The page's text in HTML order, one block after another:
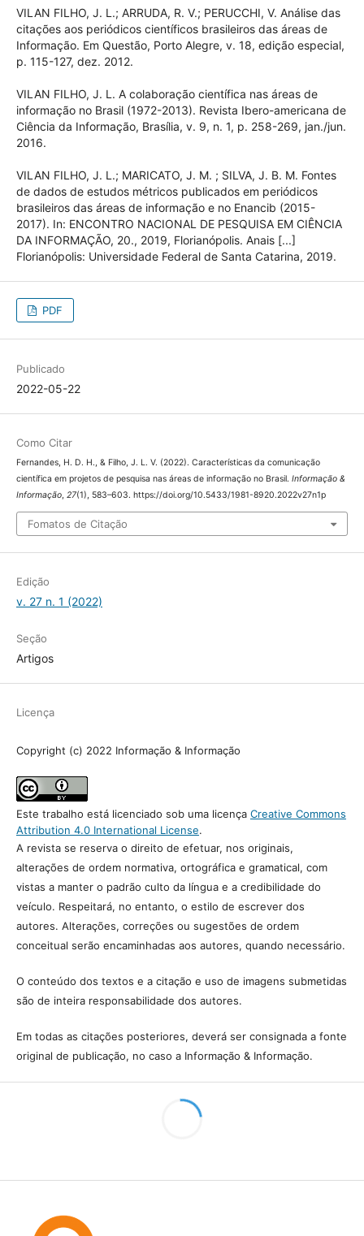
VILAN FILHO, J. L. Autoria múltipla em artigos de periódicos
científicos das áreas de informação no Brasil. 2010. Tese
(Doutorado em Ciência da Informação) - Universidade de
Brasília, Brasília, 2010.
VILAN FILHO, J. L.; ARRUDA, R. V.; PERUCCHI, V. Análise das
citações aos periódicos científicos brasileiros das áreas de
Informação. Em Questão, Porto Alegre, v. 18, edição
especial, p. 115-127, dez. 2012.
VILAN FILHO, J. L. A colaboração científica nas áreas de
informação no Brasil (1972-2013). Revista Ibero-americana
de Ciência da Informação, Brasília, v. 9, n. 1, p. 258-269,
jan./jun. 2016.
VILAN FILHO, J. L.; MARICATO, J. M. ; SILVA, J. B. M. Fontes de
2017). In: ENCONTRO NACIONAL DE PESQUISA EM CIÊNCIA
DA INFORMAÇÃO, 20., 2019, Florianópolis. Anais [...]
Florianópolis: Universidade Federal de Santa Catarina, 2019.
PDF
2022-05-22
Como Citar
Informação & Informação
8920.2022v27n1p
Edição
Artigos
Licença
Copyright (c) 2022 Informação & Informação
Este trabalho está licenciado sob uma licença Creative Commons
Attribution 4.0 International License
A revista se reserva o direito de efetuar, nos originais, alterações de
padrão culto da língua e a credibilidade do veículo. Respeitará, no
entanto, o estilo de escrever dos autores. Alterações, correções ou
quando necessário.
O conteúdo dos textos e a citação e uso de imagens submetidas são
de inteira responsabilidade dos autores.